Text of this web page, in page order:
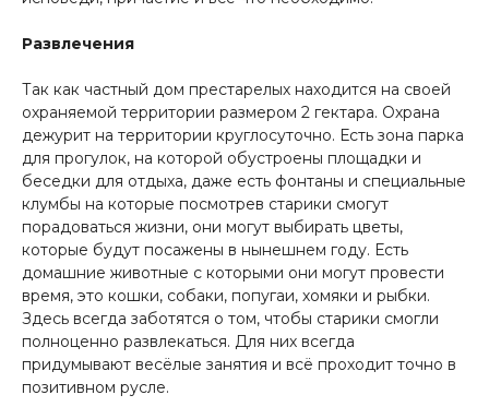
Развлечения
Так как частный дом престарелых находится на своей
охраняемой территории размером 2 гектара. Охрана
дежурит на территории круглосуточно. Есть зона парка
для прогулок, на которой обустроены площадки и
беседки для отдыха, даже есть фонтаны и специальные
клумбы на которые посмотрев старики смогут
порадоваться жизни, они могут выбирать цветы,
которые будут посажены в нынешнем году. Есть
домашние животные с которыми они могут провести
время, это кошки, собаки, попугаи, хомяки и рыбки.
Здесь всегда заботятся о том, чтобы старики смогли
полноценно развлекаться. Для них всегда
придумывают весёлые занятия и всё проходит точно в
позитивном русле.